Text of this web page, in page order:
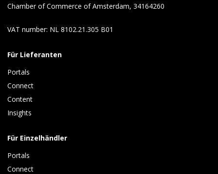
Chamber of Commerce of Amsterdam, 34164260
VAT number: NL 8102.21.305 B01
Für Lieferanten
Portals
Connect
Content
Insights
Für Einzelhändler
Portals
Connect